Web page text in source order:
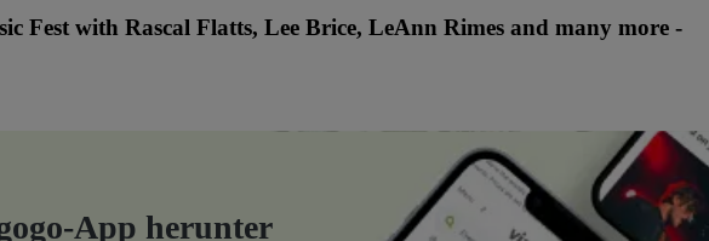
Fest with Rascal Flatts, Lee Brice, LeAnn Rimes and many more -
App herunter